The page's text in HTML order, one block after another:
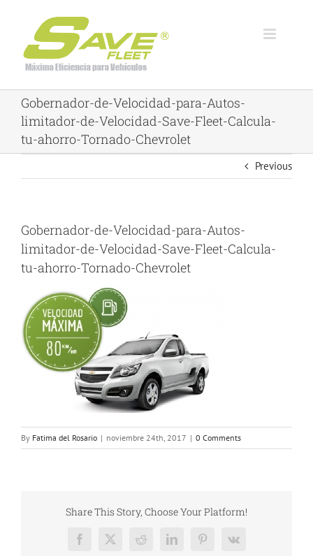
content
Gobernador-de-Velocidad-para-Autos-
limitador-de-Velocidad-Save-Fleet-Calcula-
tu-ahorro-Tornado-Chevrolet
Previous
Gobernador-de-Velocidad-para-Autos-
limitador-de-Velocidad-Save-Fleet-Calcula-
tu-ahorro-Tornado-Chevrolet
By Fatima del Rosario | noviembre 24th, 2017 | 0 Comments
Share This Story, Choose Your Platform!
Facebook
X RedditLinkedInPinterest
Vk